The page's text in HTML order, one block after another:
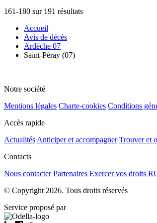
161-180 sur 191 résultats
Accueil
Avis de décès
Ardèche 07
Saint-Péray (07)
Notre société
Mentions légales Charte-cookies Conditions
Accès rapide
Actualités Anticiper et accompagner Trouver et
Contacts
Nous contacter Partenaires Exercer vos droits
© Copyright 2026. Tous droits réservés
Service proposé par